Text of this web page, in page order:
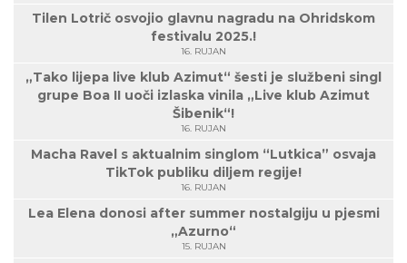
Tilen Lotrič osvojio glavnu nagradu na Ohridskom
festivalu 2025.!
16. RUJAN
„Tako lijepa live klub Azimut“ šesti je službeni singl
grupe Boa II uoči izlaska vinila „Live klub Azimut
Šibenik“!
16. RUJAN
Macha Ravel s aktualnim singlom “Lutkica” osvaja
TikTok publiku diljem regije!
16. RUJAN
Lea Elena donosi after summer nostalgiju u pjesmi
„Azurno“
15. RUJAN